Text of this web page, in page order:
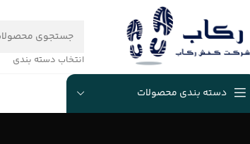
انتخاب دسته بندی
دسته بندی محصولات